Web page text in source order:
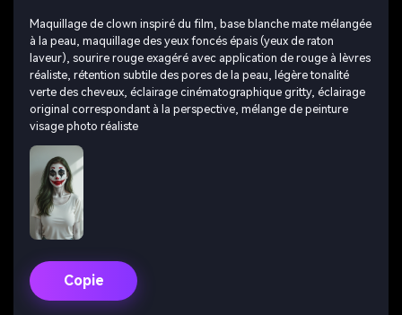
Maquillage de clown inspiré du film, base blanche mate mélangée
à la peau, maquillage des yeux foncés épais (yeux de raton
laveur), sourire rouge exagéré avec application de rouge à lèvres
réaliste, rétention subtile des pores de la peau, légère tonalité
verte des cheveux, éclairage cinématographique gritty, éclairage
original correspondant à la perspective, mélange de peinture
visage photo réaliste
Copie